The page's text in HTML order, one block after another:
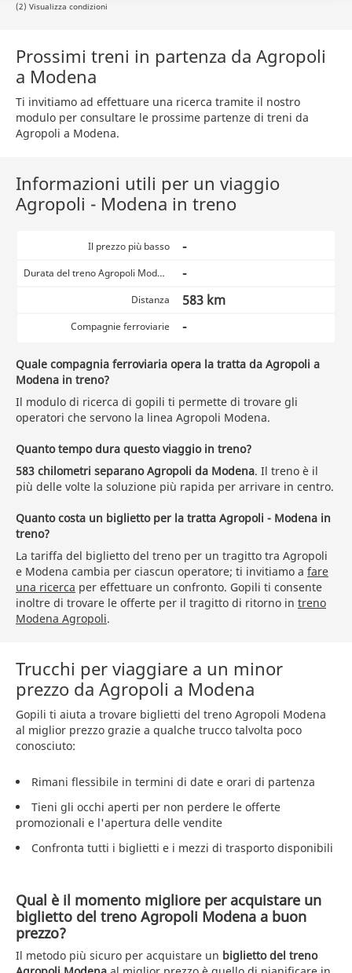
(2) Visualizza condizioni
Prossimi treni in partenza da Agropoli
a Modena
Ti invitiamo ad effettuare una ricerca tramite il nostro
modulo per consultare le prossime partenze di treni da
Agropoli a Modena.
Informazioni utili per un viaggio
Agropoli - Modena in treno
Il prezzo più basso -
Durata del treno Agropoli Modena -
Distanza 583 km
Compagnie ferroviarie -
Quale compagnia ferroviaria opera la tratta da Agropoli a
Modena in treno?
Il modulo di ricerca di gopili ti permette di trovare gli
operatori che servono la linea Agropoli Modena.
Quanto tempo dura questo viaggio in treno?
583 chilometri separano Agropoli da Modena. Il treno è il
più delle volte la soluzione più rapida per arrivare in centro.
Quanto costa un biglietto per la tratta Agropoli - Modena in
treno?
La tariffa del biglietto del treno per un tragitto tra Agropoli
e Modena cambia per ciascun operatore; ti invitiamo a fare
una ricerca per effettuare un confronto. Gopili ti consente
inoltre di trovare le offerte per il tragitto di ritorno in treno
Modena Agropoli.
Trucchi per viaggiare a un minor
prezzo da Agropoli a Modena
Gopili ti aiuta a trovare biglietti del treno Agropoli Modena
al miglior prezzo grazie a qualche trucco talvolta poco
conosciuto:
Rimani flessibile in termini di date e orari di partenza
Tieni gli occhi aperti per non perdere le offerte
promozionali e l'apertura delle vendite
Confronta tutti i biglietti e i mezzi di trasporto disponibili
Qual è il momento migliore per acquistare un
biglietto del treno Agropoli Modena a buon
prezzo?
Il metodo più sicuro per acquistare un biglietto del treno